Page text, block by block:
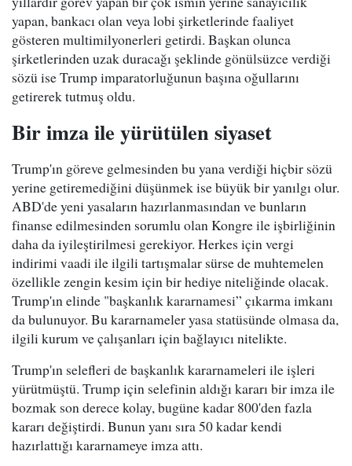
yapan, bankacı olan veya lobi şirketlerinde faaliyet
gösteren multimilyonerleri getirdi. Başkan olunca
şirketlerinden uzak duracağı şeklinde gönülsüzce verdiği
sözü ise Trump imparatorluğunun başına oğullarını
getirerek tutmuş oldu.
Bir imza ile yürütülen siyaset
Trump'ın göreve gelmesinden bu yana verdiği hiçbir sözü
yerine getiremediğini düşünmek ise büyük bir yanılgı olur.
ABD'de yeni yasaların hazırlanmasından ve bunların
finanse edilmesinden sorumlu olan Kongre ile işbirliğinin
daha da iyileştirilmesi gerekiyor. Herkes için vergi
indirimi vaadi ile ilgili tartışmalar sürse de muhtemelen
özellikle zengin kesim için bir hediye niteliğinde olacak.
Trump'ın elinde "başkanlık kararnamesi” çıkarma imkanı
da bulunuyor. Bu kararnameler yasa statüsünde olmasa da,
ilgili kurum ve çalışanları için bağlayıcı nitelikte.
Trump'ın selefleri de başkanlık kararnameleri ile işleri
yürütmüştü. Trump için selefinin aldığı kararı bir imza ile
bozmak son derece kolay, bugüne kadar 800'den fazla
kararı değiştirdi. Bunun yanı sıra 50 kadar kendi
hazırlattığı kararnameye imza attı.